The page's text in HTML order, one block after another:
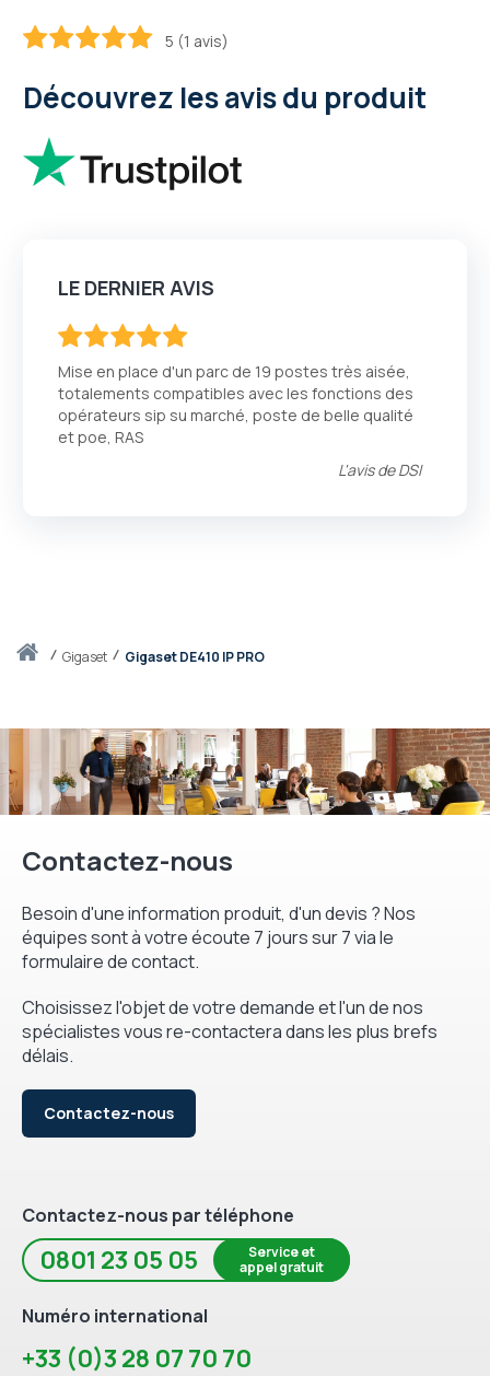
Accueilgigaset Gigaset DE410 IP PRO
5 (1 avis)
Découvrez les avis du produit
LE DERNIER AVIS
Mise en place d'un parc de 19 postes très aisée,
totalements compatibles avec les fonctions des
opérateurs sip su marché, poste de belle qualité
et poe, RAS
L'avis deDSI
Contactez-nous
Besoin d'une information produit, d'un devis ? Nos
équipes sont à votre écoute 7 jours sur 7 via le
formulaire de contact.
Choisissez l'objet de votre demande et l'un de nos
spécialistes vous re-contactera dans les plus brefs
délais.
Contactez-nous
Contactez-nous par téléphone
0801 23 05 05
Service et
appel gratuit
Numéro international
+33 (0)3 28 07 70 70